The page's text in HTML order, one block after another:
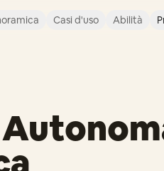
Casi d'uso Abilità